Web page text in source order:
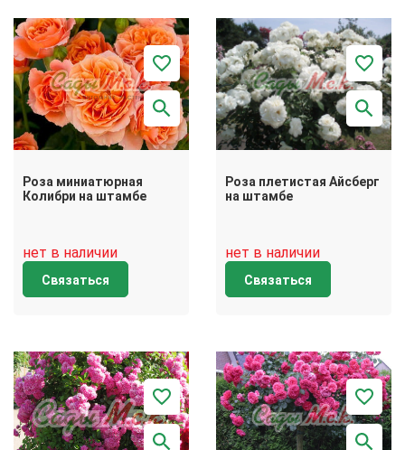
Роза миниатюрная
Колибри на штамбе
нет в наличии
Связаться
Роза плетистая Айсберг
на штамбе
нет в наличии
Связаться